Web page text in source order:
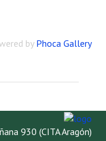
byPhoca Gallery
930 (CITA Aragón)